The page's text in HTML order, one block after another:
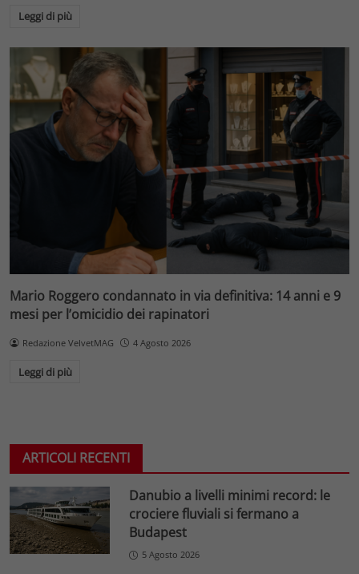
Leggi di più
Mario Roggero condannato in via definitiva: 14 anni e 9
mesi per l’omicidio dei rapinatori
Redazione VelvetMAG 4 Agosto 2026
Leggi di più
ARTICOLI RECENTI
Danubio a livelli minimi record: le
crociere fluviali si fermano a
Budapest
5 Agosto 2026